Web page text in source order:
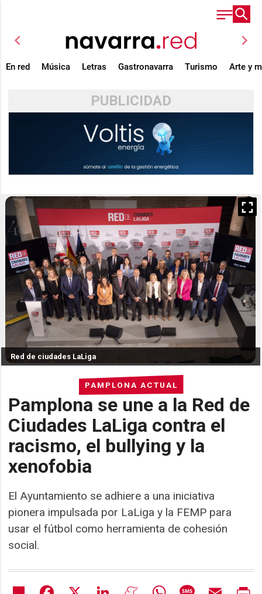
chevron_left chevron_right
En red Música Letras Gastronavarra Turismo Arte y
PUBLICIDAD
PAMPLONA ACTUAL
Pamplona se une a la Red de
Ciudades LaLiga contra el
racismo, el bullying y la
xenofobia
El Ayuntamiento se adhiere a una iniciativa
pionera impulsada por LaLiga y la FEMP para
usar el fútbol como herramienta de cohesión
social.
Red de ciudades LaLiga
Share Facebook LinkedIn MeneameWhatsAppMessageEmail